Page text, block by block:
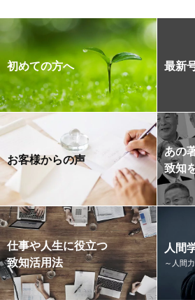
初めての方へ 最新
お客様からの声
あの
致知
仕事や人生に役立つ
致知活用法
人間
～人間